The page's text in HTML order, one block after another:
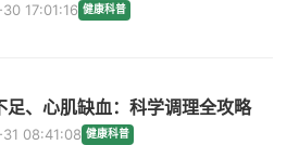
17:01:16 健康科普
足、心肌缺血：科学调理全攻略
08:41:08 健康科普